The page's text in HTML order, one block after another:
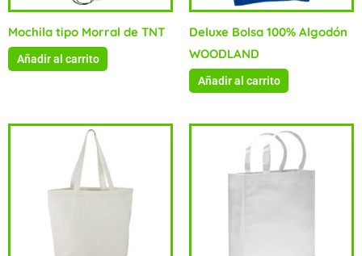
Mochila tipo Morral de TNT
Añadir al carrito
Deluxe Bolsa 100% Algodón
WOODLAND
Añadir al carrito